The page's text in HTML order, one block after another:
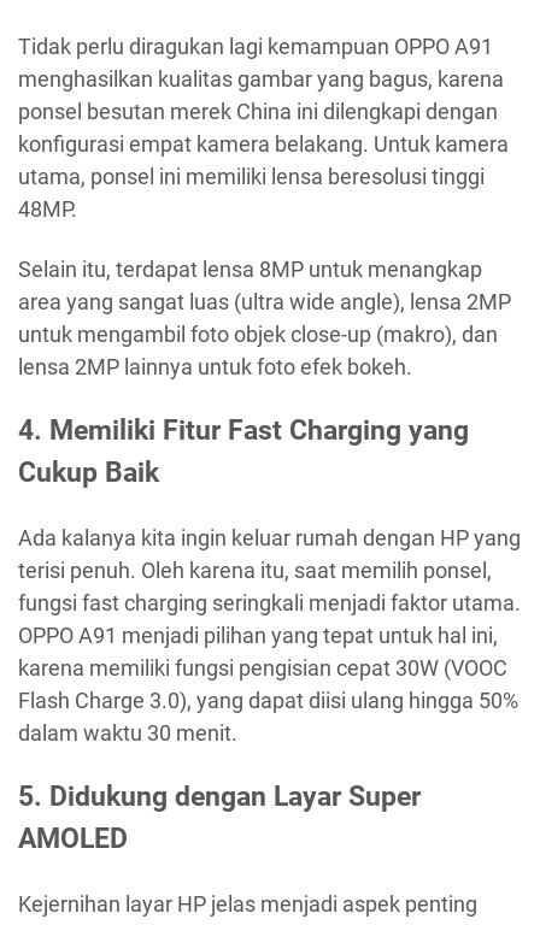
Tidak perlu diragukan lagi kemampuan OPPO A91
menghasilkan kualitas gambar yang bagus, karena
ponsel besutan merek China ini dilengkapi dengan
konfigurasi empat kamera belakang. Untuk kamera
utama, ponsel ini memiliki lensa beresolusi tinggi
48MP.
Selain itu, terdapat lensa 8MP untuk menangkap
area yang sangat luas (ultra wide angle), lensa 2MP
untuk mengambil foto objek close-up (makro), dan
lensa 2MP lainnya untuk foto efek bokeh.
4. Memiliki Fitur Fast Charging yang
Cukup Baik
Ada kalanya kita ingin keluar rumah dengan HP yang
terisi penuh. Oleh karena itu, saat memilih ponsel,
fungsi fast charging seringkali menjadi faktor utama.
OPPO A91 menjadi pilihan yang tepat untuk hal ini,
karena memiliki fungsi pengisian cepat 30W (VOOC
Flash Charge 3.0), yang dapat diisi ulang hingga 50%
dalam waktu 30 menit.
5. Didukung dengan Layar Super
AMOLED
Kejernihan layar HP jelas menjadi aspek penting